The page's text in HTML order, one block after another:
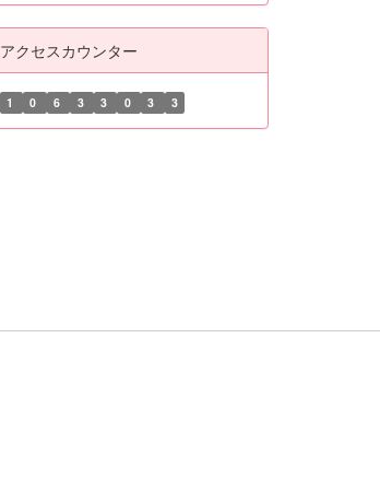
アクセスカウンター
1 0 6 3 3 0 3 3